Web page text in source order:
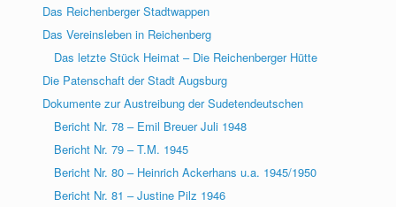
Das Reichenberger Stadtwappen
Das Vereinsleben in Reichenberg
Das letzte Stück Heimat – Die Reichenberger Hütte
Die Patenschaft der Stadt Augsburg
Dokumente zur Austreibung der Sudetendeutschen
Bericht Nr. 78 – Emil Breuer Juli 1948
Bericht Nr. 79 – T.M. 1945
Bericht Nr. 80 – Heinrich Ackerhans u.a. 1945/1950
Bericht Nr. 81 – Justine Pilz 1946